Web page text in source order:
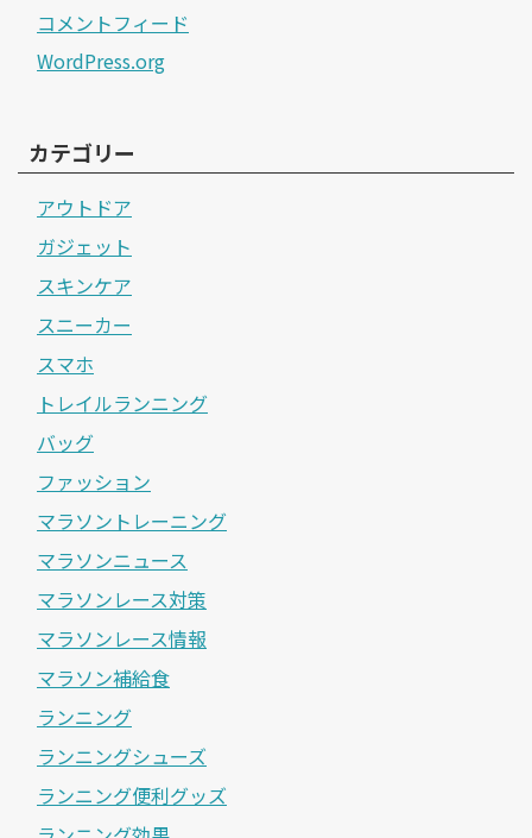
コメントフィード
WordPress.org
カテゴリー
アウトドア
ガジェット
スキンケア
スニーカー
スマホ
トレイルランニング
バッグ
ファッション
マラソントレーニング
マラソンニュース
マラソンレース対策
マラソンレース情報
マラソン補給食
ランニング
ランニングシューズ
ランニング便利グッズ